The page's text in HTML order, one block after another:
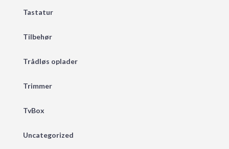
Tastatur
Tilbehør
Trådløs oplader
Trimmer
TvBox
Uncategorized